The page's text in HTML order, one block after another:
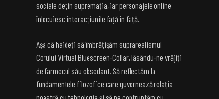
sociale dețin supremația, iar personajele online
înlocuiesc interacțiunile față în față.
Așa că haideți să îmbrățișăm suprarealismul
Corului Virtual Bluescreen-Collar, lăsându-ne vrăjiți
de farmecul său obsedant. Să reflectăm la
fundamentele filozofice care guvernează relația
noastră cu tehnologia și să ne confruntăm cu